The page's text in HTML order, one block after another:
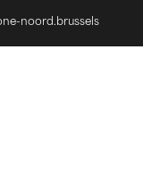
noord.brussels